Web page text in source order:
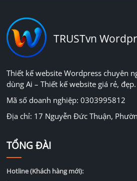
TRUSTvn
Thiết kế website Wordpress chuyên
dùng Ai – Thiết kế website giá rẻ, đẹp.
Mã số doanh nghiệp: 0303995812
Địa chỉ: 17 Nguyễn Đức Thuận,
TỔNG ĐÀI
Hotline (Khách hàng mới):